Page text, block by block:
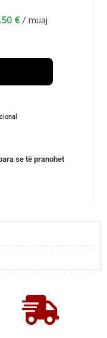
€ / muaj
se të pranohet